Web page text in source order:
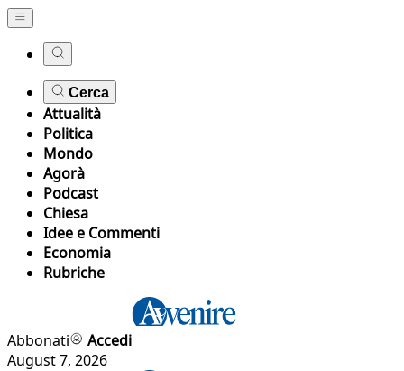
Cerca
Attualità
Politica
Mondo
Agorà
Podcast
Chiesa
Idee e Commenti
Economia
Rubriche
Abbonati
Accedi
August 7, 2026